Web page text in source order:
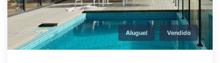
Aluguel Vendido